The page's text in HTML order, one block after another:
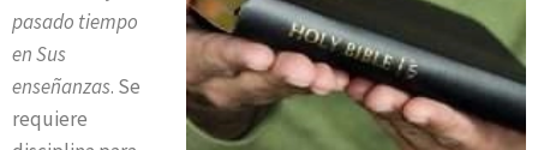
pasado tiempo
en Sus
enseñanzas. Se
requiere